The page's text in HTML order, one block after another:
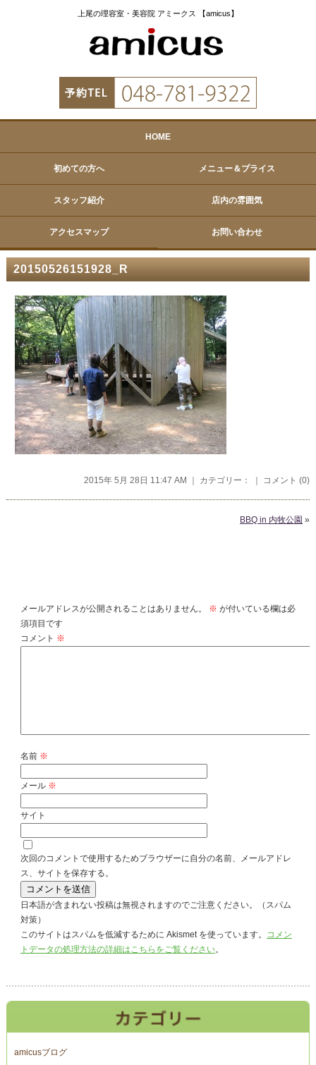
上尾の理容室・美容院 アミークス 【amicus】
HOME
初めての方へ メニュー＆プライス
スタッフ紹介 店内の雰囲気
アクセスマップ お問い合わせ
20150526151928_R
2015年 5月 28日 11:47 AM ｜ カテゴリー： ｜ コメント (0)
BBQ in 内牧公園 »
メールアドレスが公開されることはありません。 ※ が付いている欄は必
須項目です
コメント ※
名前 ※
メール ※
サイト
次回のコメントで使用するためブラウザーに自分の名前、メールアドレ
ス、サイトを保存する。
日本語が含まれない投稿は無視されますのでご注意ください。（スパム
対策）
このサイトはスパムを低減するために Akismet を使っています。 コメン
トデータの処理方法の詳細はこちらをご覧ください。
amicusブログ